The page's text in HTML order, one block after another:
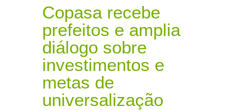
Copasa recebe
prefeitos e amplia
diálogo sobre
investimentos e
metas de
universalização